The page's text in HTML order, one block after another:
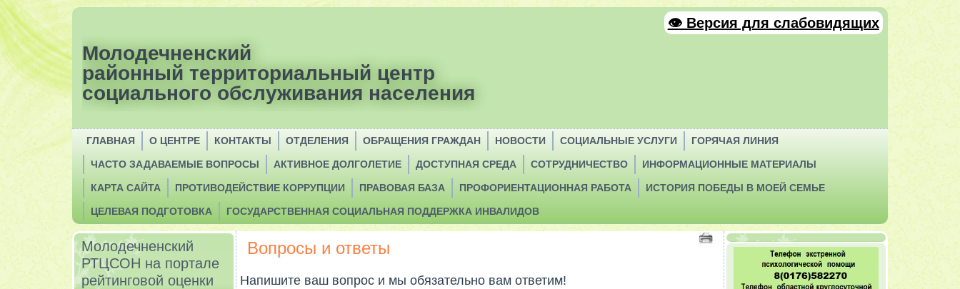
Молодечненский
районный территориальный центр
социального обслуживания населения
👁 Версия для слабовидящих
ГЛАВНАЯ О ЦЕНТРЕ КОНТАКТЫ ОТДЕЛЕНИЯ ОБРАЩЕНИЯ ГРАЖДАН НОВОСТИ СОЦИАЛЬНЫЕ УСЛУГИ ГОРЯЧАЯ ЛИНИЯ
ЧАСТО ЗАДАВАЕМЫЕ ВОПРОСЫ АКТИВНОЕ ДОЛГОЛЕТИЕ ДОСТУПНАЯ СРЕДА СОТРУДНИЧЕСТВО ИНФОРМАЦИОННЫЕ МАТЕРИАЛЫ
КАРТА САЙТА ПРОТИВОДЕЙСТВИЕ КОРРУПЦИИ ПРАВОВАЯ БАЗА ПРОФОРИЕНТАЦИОННАЯ РАБОТА ИСТОРИЯ ПОБЕДЫ В МОЕЙ СЕМЬЕ
ЦЕЛЕВАЯ ПОДГОТОВКА ГОСУДАРСТВЕННАЯ СОЦИАЛЬНАЯ ПОДДЕРЖКА ИНВАЛИДОВ
Молодечненский
РТЦСОН на портале
рейтинговой оценки
Вопросы и ответы
Напишите ваш вопрос и мы обязательно вам ответим!